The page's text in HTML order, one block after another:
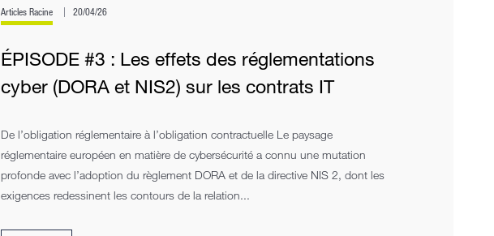
Articles Racine 20/04/26
ÉPISODE #3 : Les effets des réglementations
cyber (DORA et NIS2) sur les contrats IT
De l’obligation réglementaire à l’obligation contractuelle Le paysage
réglementaire européen en matière de cybersécurité a connu une mutation
profonde avec l’adoption du règlement DORA et de la directive NIS 2, dont les
exigences redessinent les contours de la relation...